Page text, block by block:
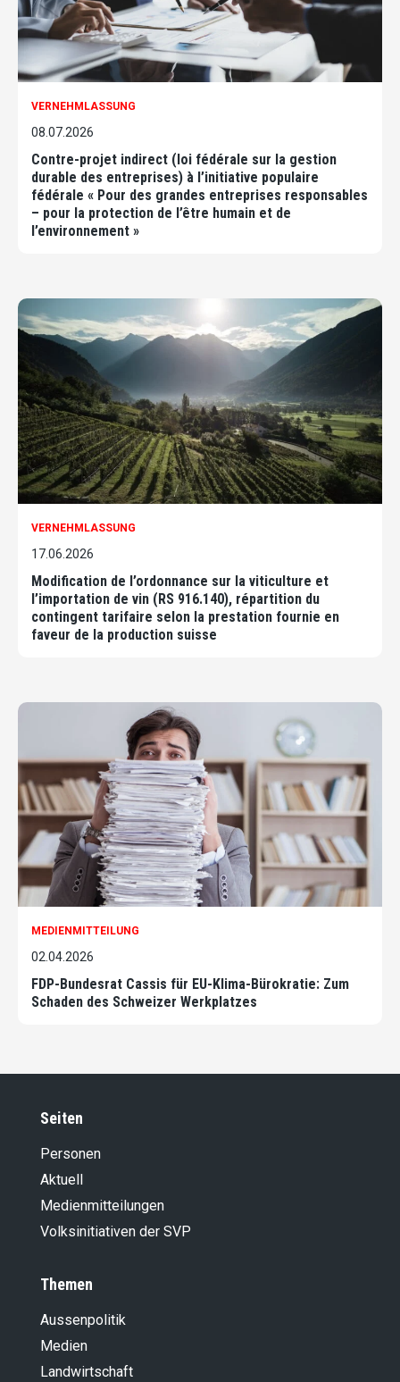
VERNEHMLASSUNG
08.07.2026
Contre-projet indirect (loi fédérale sur la gestion
durable des entreprises) à l’initiative populaire
fédérale « Pour des grandes entreprises responsables
– pour la protection de l’être humain et de
l’environnement »
VERNEHMLASSUNG
17.06.2026
Modification de l’ordonnance sur la viticulture et
l’importation de vin (RS 916.140), répartition du
contingent tarifaire selon la prestation fournie en
faveur de la production suisse
MEDIENMITTEILUNG
02.04.2026
FDP-Bundesrat Cassis für EU-Klima-Bürokratie: Zum
Schaden des Schweizer Werkplatzes
Seiten
Personen
Aktuell
Medienmitteilungen
Volksinitiativen der SVP
Themen
Aussenpolitik
Medien
Landwirt­schaft